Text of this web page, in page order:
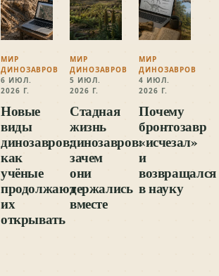
МИР
ДИНОЗАВРОВ
6 ИЮЛ.
2026 Г.
Новые
виды
динозавров:
как
учёные
продолжают
их
открывать
МИР
ДИНОЗАВРОВ
5 ИЮЛ.
2026 Г.
Стадная
жизнь
динозавров:
зачем
они
держались
вместе
МИР
ДИНОЗАВРОВ
4 ИЮЛ.
2026 Г.
Почему
бронтозавр
«исчезал»
и
возвращался
в науку